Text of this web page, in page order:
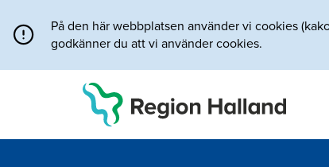
På den här webbplatsen använder vi cookies
godkänner du att vi använder cookies.